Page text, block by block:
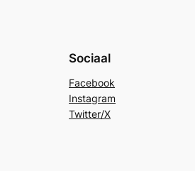
Sociaal
Facebook
Instagram
Twitter/X